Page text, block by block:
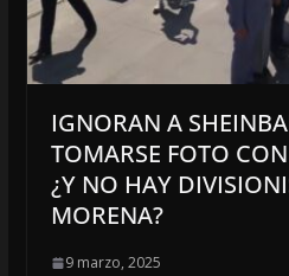
IGNORAN A
TOMARSE FOTO
¿Y NO HAY
MORENA?
9 marzo, 2025